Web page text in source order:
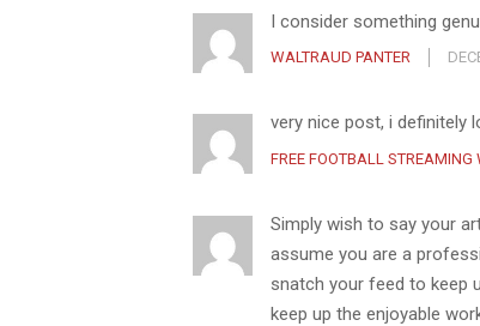
I consider something
WALTRAUD PANTER
very nice post, i definitely
FREE FOOTBALL STREAMING
Simply wish to say your
assume you are a
snatch your feed to keep
keep up the enjoyable